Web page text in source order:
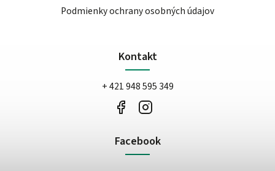
Podmienky ochrany osobných údajov
Kontakt
+ 421 948 595 349
Facebook